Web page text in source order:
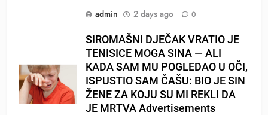
admin
2 days ago 0
SIROMAŠNI DJEČAK VRATIO JE
TENISICE MOGA SINA — ALI
KADA SAM MU POGLEDAO U OČI,
ISPUSTIO SAM ČAŠU: BIO JE SIN
ŽENE ZA KOJU SU MI REKLI DA
JE MRTVA Advertisements